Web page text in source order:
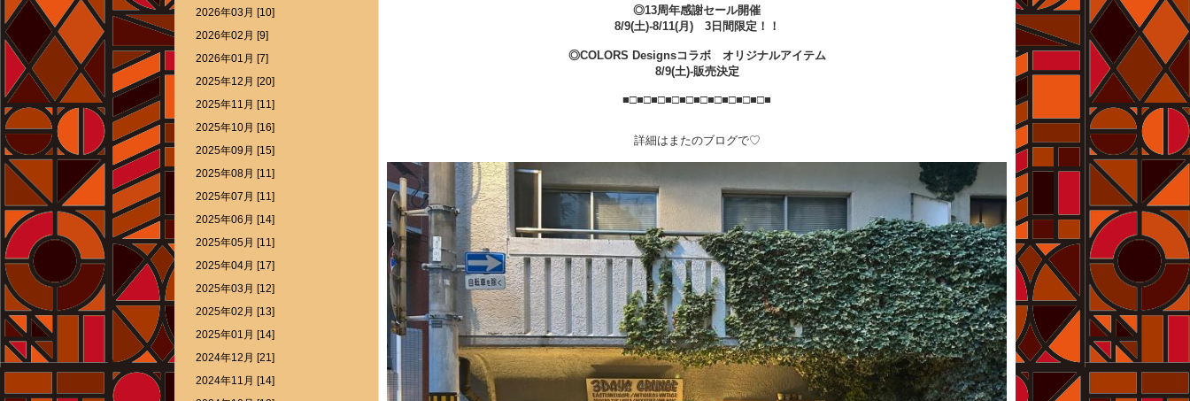
◎13周年感謝セール開催
8/9(土)-8/11(月) 3日間限定！！
◎COLORS Designsコラボ オリジナルアイテム
8/9(土)-販売決定
■□■□■□■□■□■□■□■□■□■□■
詳細はまたのブログで♡
2026年03月 [10]
2026年02月 [9]
2026年01月 [7]
2025年12月 [20]
2025年11月 [11]
2025年10月 [16]
2025年09月 [15]
2025年08月 [11]
2025年07月 [11]
2025年06月 [14]
2025年05月 [11]
2025年04月 [17]
2025年03月 [12]
2025年02月 [13]
2025年01月 [14]
2024年12月 [21]
2024年11月 [14]